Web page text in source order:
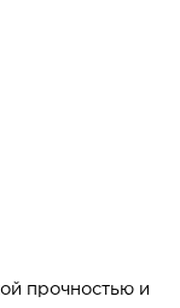
прочностью и